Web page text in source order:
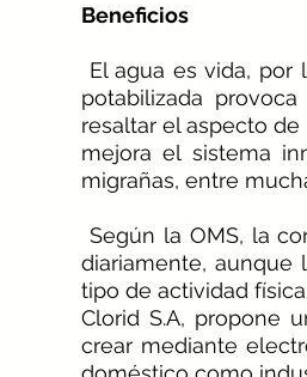
Beneficios
El agua es vida,
potabilizada
resaltar el aspecto
mejora el sistema
migrañas, entre
diariamente, aunque
tipo de actividad
Clorid S.A, propone
crear mediante